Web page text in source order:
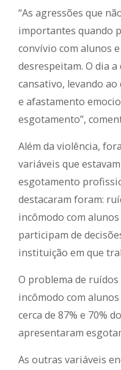
“As agressões que
importantes quando
convívio com alunos
desrespeitam. O dia
cansativo, levando
e afastamento
esgotamento”,
Além da violência,
variáveis que
esgotamento
destacaram foram:
incômodo com
participam de
instituição em que
O problema de ruídos
incômodo com
cerca de 87% e 70%
apresentaram
As outras variáveis